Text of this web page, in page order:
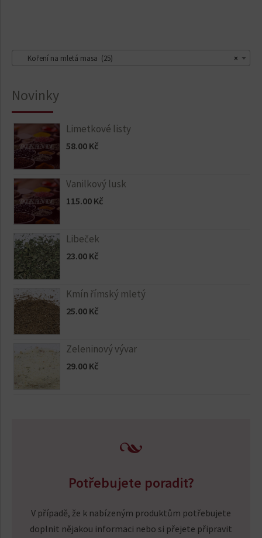
×
Koření na mletá masa (25)
Novinky
Limetkové listy
58.00 Kč
Vanilkový lusk
115.00 Kč
Libeček
23.00 Kč
Kmín římský mletý
25.00 Kč
Zeleninový vývar
29.00 Kč
Potřebujete poradit?
V případě, že k nabízeným produktům potřebujete
doplnit nějakou informaci nebo si přejete připravit